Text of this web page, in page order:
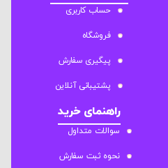
حساب کاربری
فروشگاه
پیگیری سفارش
پشتیبانی آنلاین
راهنمای خرید
سوالات متداول
نحوه ثبت سفارش